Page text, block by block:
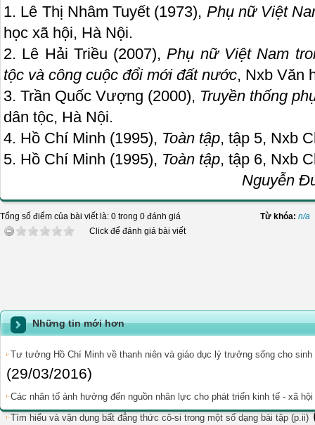
1. Lê Thị Nhâm Tuyết (1973), Phụ nữ Việt
học xã hội, Hà Nội.
2. Lê Hải Triều (2007),Phụ nữ Việt Nam
tộc và công cuộc đổi mới đất nước, Nxb Văn
3. Trần Quốc Vượng (2000), Truyền thống
dân tộc, Hà Nội.
4. Hồ Chí Minh (1995), Toàn tập, tập 5, Nxb
5. Hồ Chí Minh (1995), Toàn tập, tập 6, Nxb
Nguyễn
Tổng số điểm của bài viết là: 0 trong 0 đánh giá
Click để đánh giá bài viết
Từ khóa: n/a
Những tin mới hơn
Tư tưởng Hồ Chí Minh về thanh niên và giáo dục lý trưởng sống cho sinh
(29/03/2016)
Các nhân tố ảnh hưởng đến nguồn nhân lực cho phát triển kinh tế - xã
Tìm hiểu và vận dụng bất đẳng thức cô-si trong một số dạng bài tập (p.ii)